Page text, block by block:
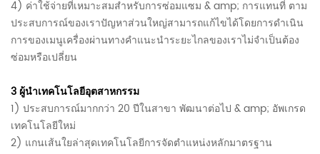
4) ค่าใช้จ่ายที่เหมาะสมสำหรับการซ่อมแซม & amp; การแทนที่ ตาม
ประสบการณ์ของเราปัญหาส่วนใหญ่สามารถแก้ไขได้โดยการดำเนิน
การของเมนูเครื่องผ่านทางคำแนะนำระยะไกลของเราไม่จำเป็นต้อง
ซ่อมหรือเปลี่ยน
3 ผู้นำเทคโนโลยีอุตสาหกรรม
1) ประสบการณ์มากกว่า 20 ปีในสาขา พัฒนาต่อไป & amp; อัพเกรด
เทคโนโลยีใหม่
2) แกนเส้นใยล่าสุดเทคโนโลยีการจัดตำแหน่งหลักมาตรฐาน